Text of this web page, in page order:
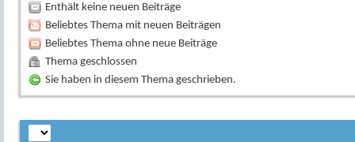
Enthält keine neuen Beiträge
Beliebtes Thema mit neuen Beiträgen
Beliebtes Thema ohne neue Beiträge
Thema geschlossen
Sie haben in diesem Thema geschrieben.